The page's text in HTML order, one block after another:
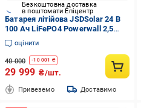
Безкоштовна доставка
в поштомати Епіцентр
Батарея літійова JSDSolar 24 В
100 Ач LiFePO4 Powerwall 2,5
кВт/год з BMS (32941047)
оцінити
40 000 -10 001 ₴
29 999 ₴/шт.
Привеземо Доставимо